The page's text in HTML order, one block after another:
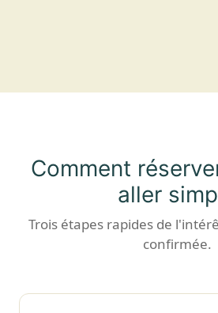
Comment
aller
Trois étapes rapides de
confirmée.